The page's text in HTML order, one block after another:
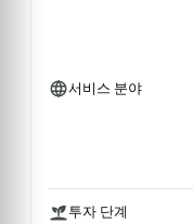
서비스 분야
투자 단계